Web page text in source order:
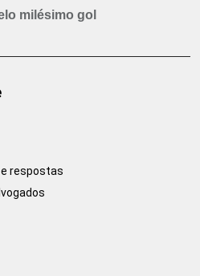
milésimo gol
respostas